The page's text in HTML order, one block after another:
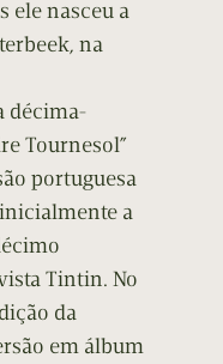
ele nasceu a
na
décima-
Tournesol”
portuguesa
a
Tintin. No
da
em álbum